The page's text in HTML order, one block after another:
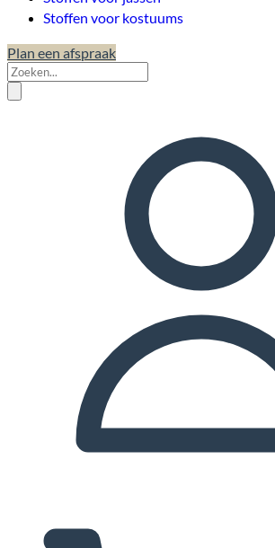
Stoffen voor kostuums
Plan een afspraak